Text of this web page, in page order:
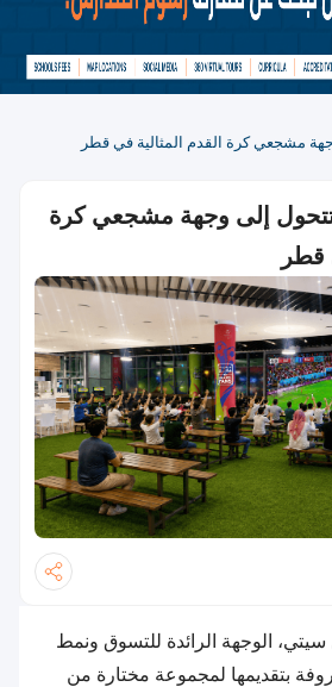
مشجعي كرة القدم المثالية في قطر
تتحول إلى وجهة مشجعي كرة
قطر
الوجهة الرائدة للتسوق ونمط
بتقديمها لمجموعة مختارة من